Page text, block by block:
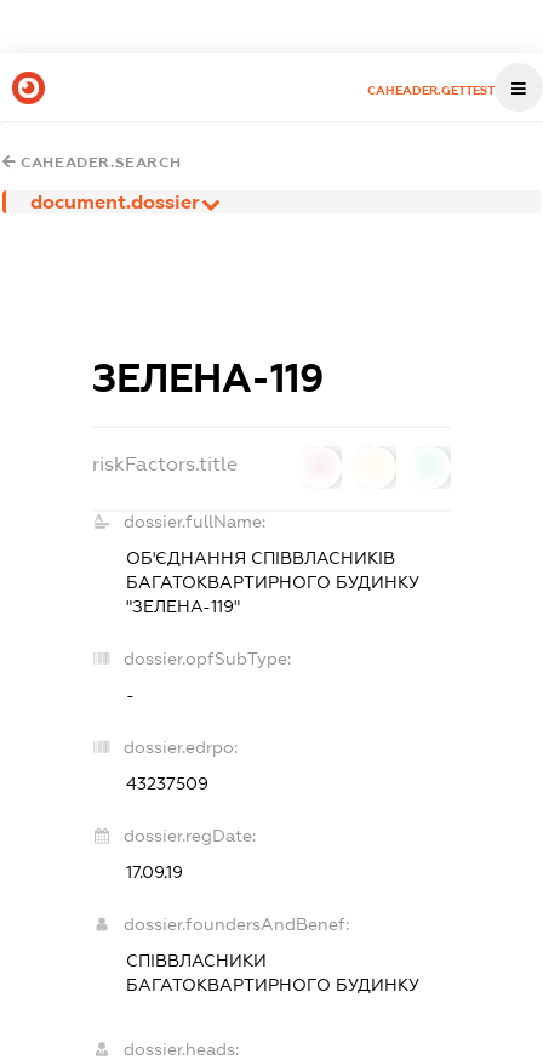
CAHEADER.GETTEST
CAHEADER.SEARCH
document.dossier
ЗЕЛЕНА-119
riskFactors.title
dossier.fullName:
ОБ'ЄДНАННЯ СПІВВЛАСНИКІВ
БАГАТОКВАРТИРНОГО БУДИНКУ
"ЗЕЛЕНА-119"
dossier.opfSubType:
-
dossier.edrpo:
43237509
dossier.regDate:
17.09.19
dossier.foundersAndBenef:
СПІВВЛАСНИКИ
БАГАТОКВАРТИРНОГО БУДИНКУ
dossier.heads: